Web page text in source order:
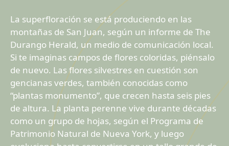
La superfloración se está produciendo en las
montañas de San Juan, según un informe de The
Durango Herald, un medio de comunicación local.
Si te imaginas campos de flores coloridas, piénsalo
de nuevo. Las flores silvestres en cuestión son
gencianas verdes, también conocidas como
“plantas monumento”, que crecen hasta seis pies
de altura. La planta perenne vive durante décadas
como un grupo de hojas, según el Programa de
Patrimonio Natural de Nueva York, y luego